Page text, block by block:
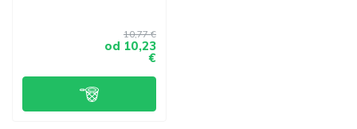
10,77 €
od 10,23
€